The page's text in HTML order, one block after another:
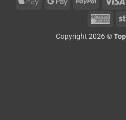
Copyright 2026 ©